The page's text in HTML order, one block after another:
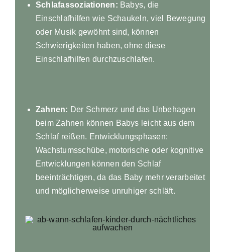
Schlafassoziationen: Babys, die
Einschlafhilfen wie Schaukeln, viel Bewegung
oder Musik gewöhnt sind, können
Schwierigkeiten haben, ohne diese
Einschlafhilfen durchzuschlafen.
Zahnen: Der Schmerz und das Unbehagen
beim Zahnen können Babys leicht aus dem
Schlaf reißen. Entwicklungsphasen:
Wachstumsschübe, motorische oder kognitive
Entwicklungen können den Schlaf
beeinträchtigen, da das Baby mehr verarbeitet
und möglicherweise unruhiger schläft.